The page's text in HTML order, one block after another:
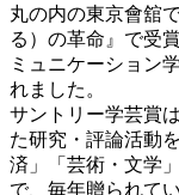
丸の内の東京會舘
る）の革命』で受
ミュニケーション
れました。
サントリー学芸賞
た研究・評論活動
済」「芸術・文学
で、毎年贈られて